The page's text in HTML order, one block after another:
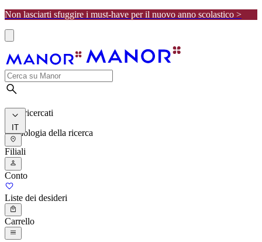
Non lasciarti sfuggire i must-have per il nuovo anno scolastico >
I più ricercati
Cronologia della ricerca
IT
Filiali
Conto
Liste dei desideri
Carrello